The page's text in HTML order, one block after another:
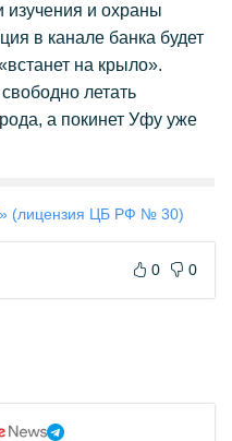
изучения и охраны
в канале банка будет
на крыло».
летать
а покинет Уфу уже
(лицензия ЦБ РФ № 30)
0 0